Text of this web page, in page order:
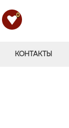
0
КОНТАКТЫ